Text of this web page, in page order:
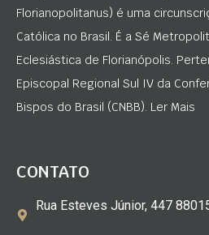
Florianopolitanus) é uma
Católica no Brasil. É a Sé
Eclesiástica de Florianópolis.
Episcopal Regional Sul IV da
Bispos do Brasil (CNBB). Ler Mais
CONTATO
Rua Esteves Júnior, 447